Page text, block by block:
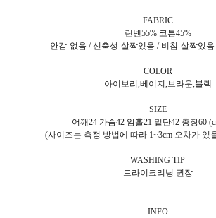
FABRIC
린넨55% 코튼45%
안감-없음 / 신축성-살짝있음 / 비침-살짝있
COLOR
아이보리,베이지,브라운,블랙
SIZE
어깨24 가슴42 암홀21 밑단42 총장60
(사이즈는 측정 방법에 따라 1~3cm 오차가 있
WASHING TIP
드라이크리닝 권장
INFO